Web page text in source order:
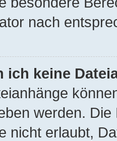
nach
ich keine
werden.
nicht erlaubt,